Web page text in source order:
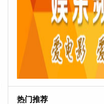
热门推荐